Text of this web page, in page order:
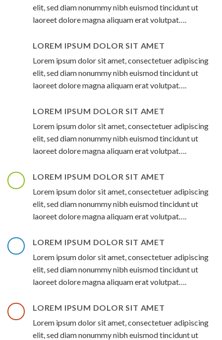
elit, sed diam nonummy nibh euismod tincidunt ut
laoreet dolore magna aliquam erat volutpat….
LOREM IPSUM DOLOR SIT AMET
Lorem ipsum dolor sit amet, consectetuer adipiscing
elit, sed diam nonummy nibh euismod tincidunt ut
laoreet dolore magna aliquam erat volutpat….
LOREM IPSUM DOLOR SIT AMET
Lorem ipsum dolor sit amet, consectetuer adipiscing
elit, sed diam nonummy nibh euismod tincidunt ut
laoreet dolore magna aliquam erat volutpat….
LOREM IPSUM DOLOR SIT AMET
Lorem ipsum dolor sit amet, consectetuer adipiscing
elit, sed diam nonummy nibh euismod tincidunt ut
laoreet dolore magna aliquam erat volutpat….
LOREM IPSUM DOLOR SIT AMET
Lorem ipsum dolor sit amet, consectetuer adipiscing
elit, sed diam nonummy nibh euismod tincidunt ut
laoreet dolore magna aliquam erat volutpat….
LOREM IPSUM DOLOR SIT AMET
Lorem ipsum dolor sit amet, consectetuer adipiscing
elit, sed diam nonummy nibh euismod tincidunt ut